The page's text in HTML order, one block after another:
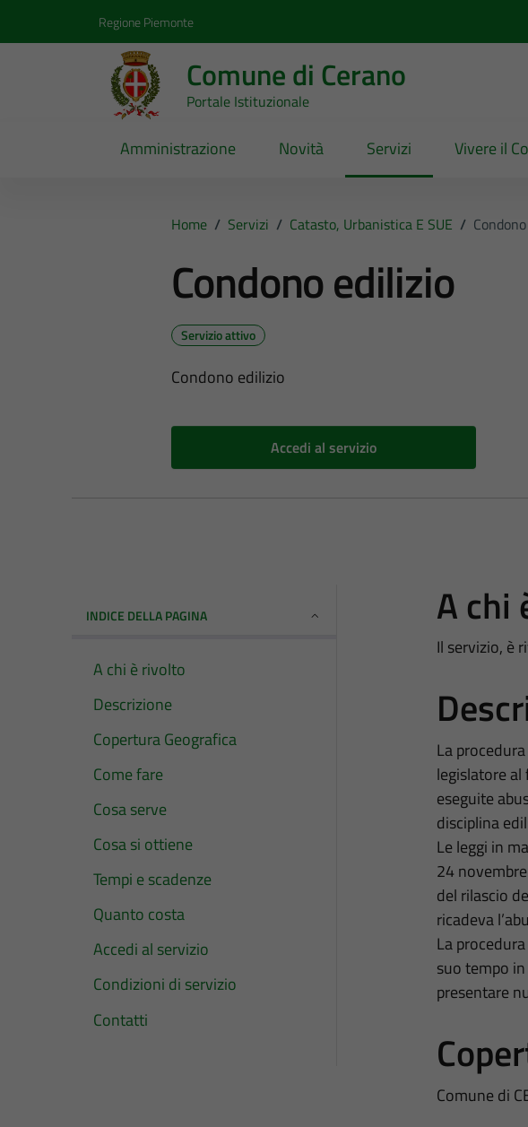
Regione Piemonte
Comune di Cerano
Portale Istituzionale
Amministrazione Novità Servizi Vivere il
Home / Servizi / Catasto, Urbanistica E SUE /
Condono edilizio
Servizio attivo
Condono edilizio
Accedi al servizio
INDICE DELLA PAGINA
A chi è rivolto
Descrizione
Copertura Geografica
Come fare
Cosa serve
Cosa si ottiene
Tempi e scadenze
Quanto costa
Accedi al servizio
Condizioni di servizio
Contatti
A chi
Il servizio, è
La
legislatore
eseguite
disciplina
Le leggi in
24
del rilascio
ricadeva
La
suo tempo
presentare
Comune di